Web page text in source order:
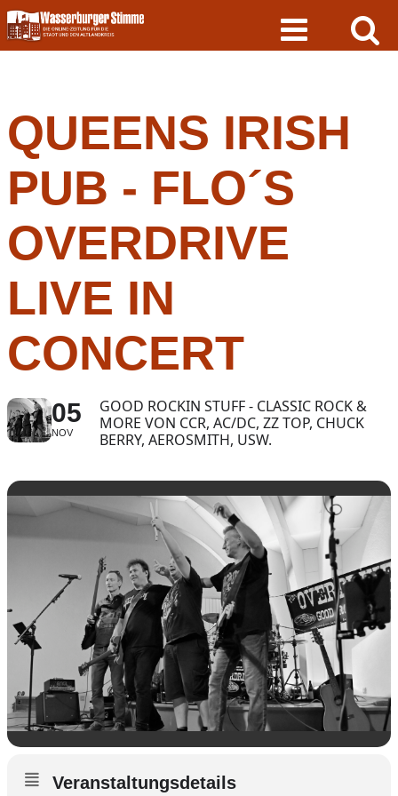
Skip
to
content
QUEENS IRISH
PUB - FLO´S
OVERDRIVE
LIVE IN
CONCERT
05
NOV
GOOD ROCKIN STUFF - CLASSIC ROCK &
MORE VON CCR, AC/DC, ZZ TOP, CHUCK
BERRY, AEROSMITH, USW.
Veranstaltungsdetails